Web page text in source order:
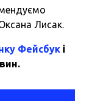
Лисак.
Фейсбук і